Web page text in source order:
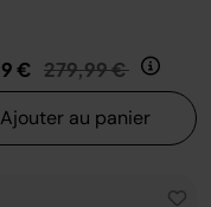
€ Prix réduit de
279,99 € au
Ajouter au panier